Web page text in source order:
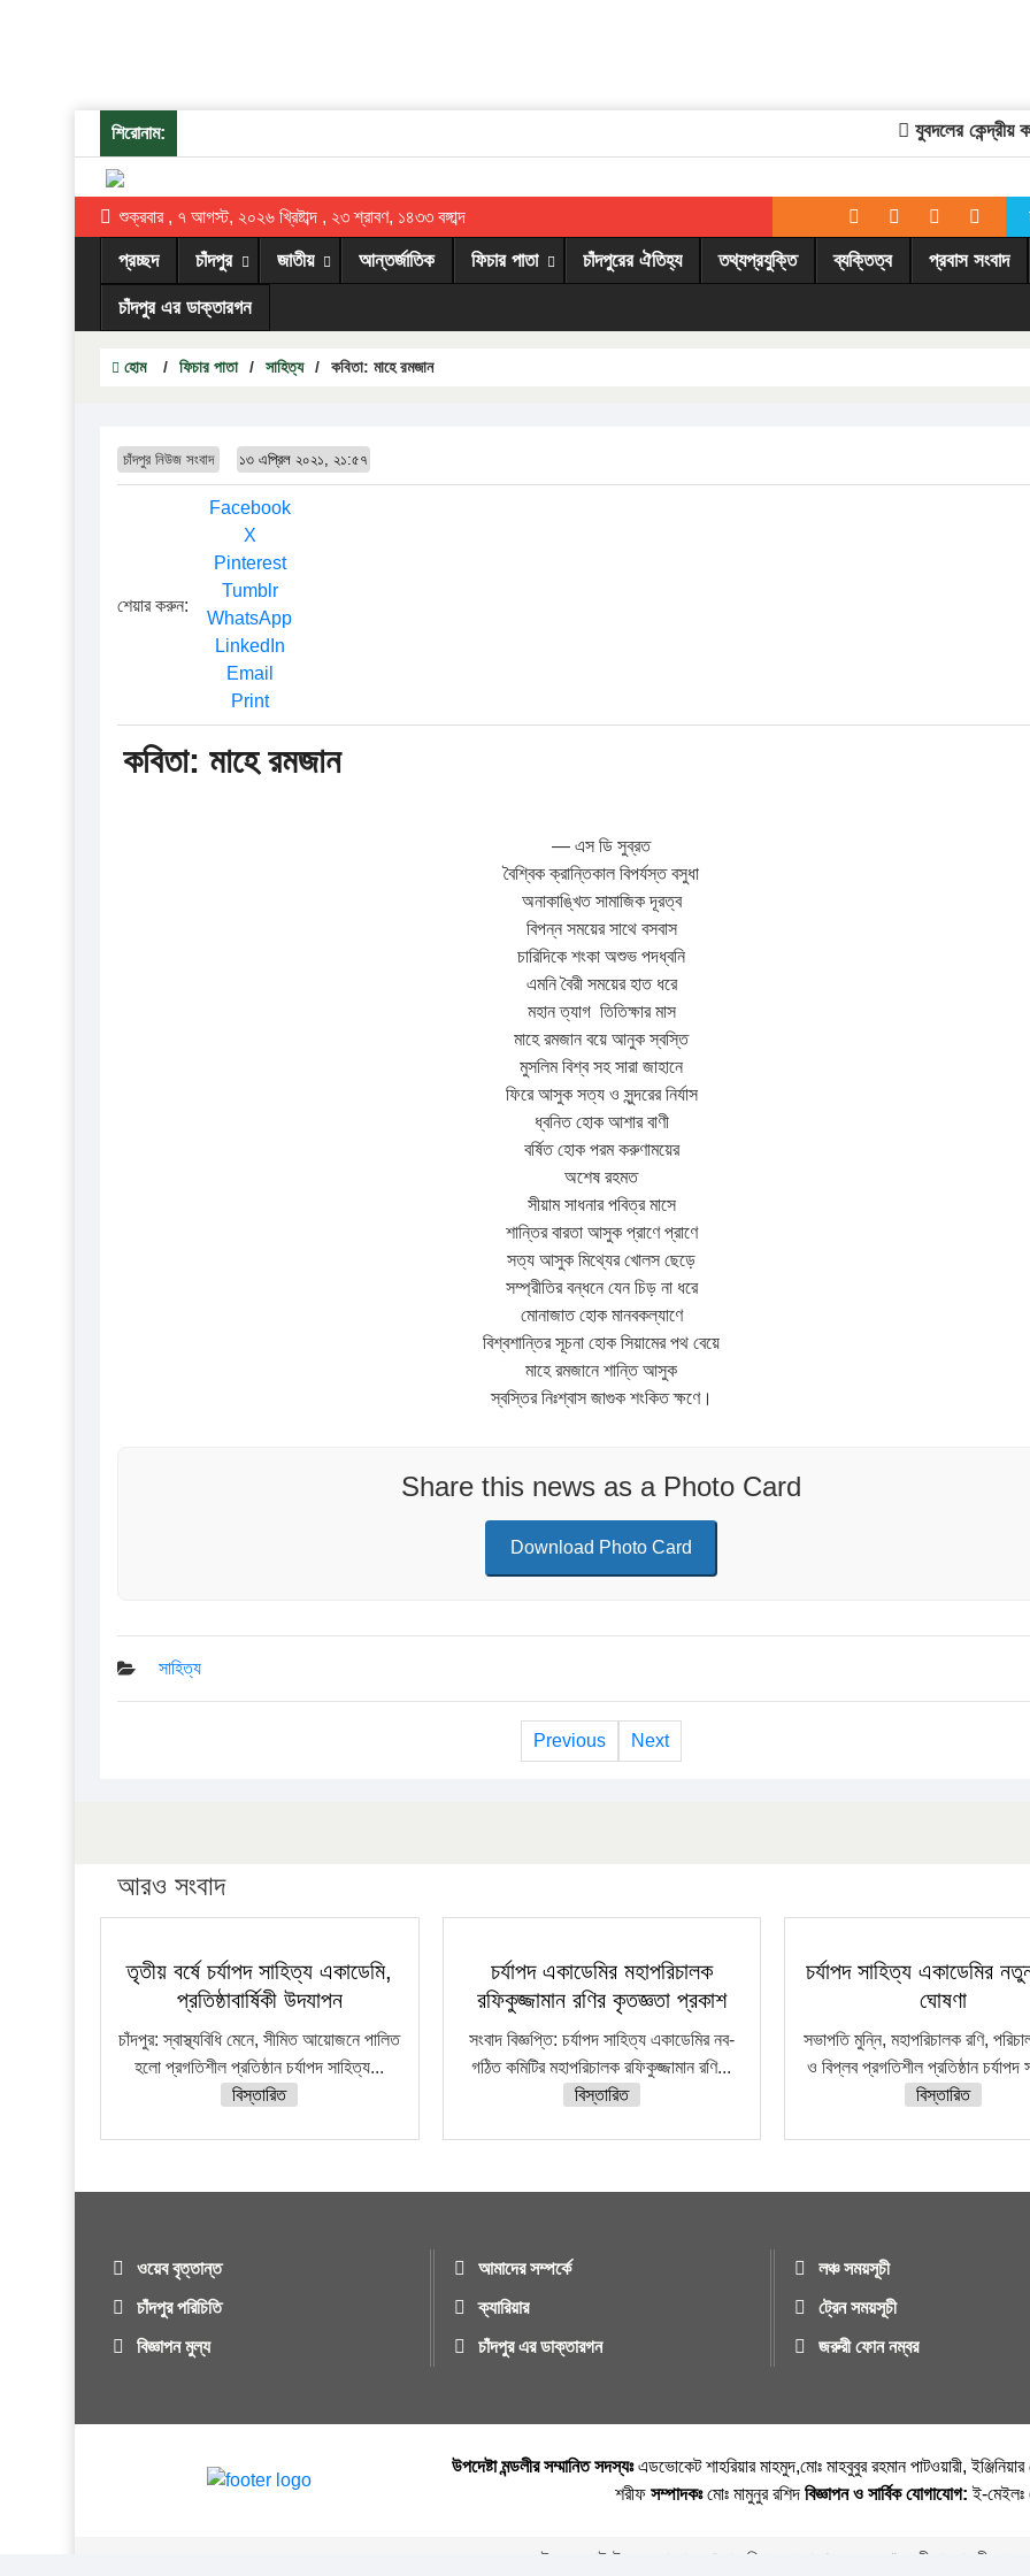
শিরোনাম: যুবদলের কেন্দ্রীয়
শুক্রবার , ৭ আগস্ট, ২০২৬ খ্রিষ্টাব্দ , ২৩ শ্রাবণ, ১৪৩৩ বঙ্গাব্দ
প্রচ্ছদ চাঁদপুর জাতীয় আন্তর্জাতিক ফিচার পাতা চাঁদপুরের ঐতিহ্য তথ্যপ্রযুক্তি ব্যক্তিত্ব প্রবাস সংবাদ
চাঁদপুর এর ডাক্তারগন
হোম / ফিচার পাতা / সাহিত্য / কবিতা: মাহে রমজান
চাঁদপুর নিউজ সংবাদ ১৩ এপ্রিল ২০২১, ২১:৫৭
শেয়ার করুন:
Facebook
X
Pinterest
Tumblr
WhatsApp
LinkedIn
Email
Print
কবিতা: মাহে রমজান
— এস ডি সুব্রত
বৈশ্বিক ক্রান্তিকাল বিপর্যস্ত বসুধা
অনাকাঙ্খিত সামাজিক দূরত্ব
বিপন্ন সময়ের সাথে বসবাস
চারিদিকে শংকা অশুভ পদধ্বনি
এমনি বৈরী সময়ের হাত ধরে
মহান ত্যাগ তিতিক্ষার মাস
মাহে রমজান বয়ে আনুক স্বস্তি
মুসলিম বিশ্ব সহ সারা জাহানে
ফিরে আসুক সত্য ও সুন্দরের নির্যাস
ধ্বনিত হোক আশার বাণী
বর্ষিত হোক পরম করুণাময়ের
অশেষ রহমত
সীয়াম সাধনার পবিত্র মাসে
শান্তির বারতা আসুক প্রাণে প্রাণে
সত্য আসুক মিথ্যের খোলস ছেড়ে
সম্প্রীতির বন্ধনে যেন চিড় না ধরে
মোনাজাত হোক মানবকল্যাণে
বিশ্বশান্তির সূচনা হোক সিয়ামের পথ বেয়ে
মাহে রমজানে শান্তি আসুক
স্বস্তির নিঃশ্বাস জাগুক শংকিত ক্ষণে।
Share this news as a Photo Card
Download Photo Card
সাহিত্য
Previous Next
আরও সংবাদ
তৃতীয় বর্ষে চর্যাপদ সাহিত্য একাডেমি,
প্রতিষ্ঠাবার্ষিকী উদযাপন
চাঁদপুর: স্বাস্থ্যবিধি মেনে, সীমিত আয়োজনে পালিত
হলো প্রগতিশীল প্রতিষ্ঠান চর্যাপদ সাহিত্য...
বিস্তারিত
চর্যাপদ একাডেমির মহাপরিচালক
রফিকুজ্জামান রণির কৃতজ্ঞতা প্রকাশ
সংবাদ বিজ্ঞপ্তি: চর্যাপদ সাহিত্য একাডেমির নব-
গঠিত কমিটির মহাপরিচালক রফিকুজ্জামান রণি...
বিস্তারিত
চর্যাপদ সাহিত্য একাডেমির
ঘোষণা
সভাপতি মুন্নি, মহাপরিচালক রণি,
ও বিপ্লব প্রগতিশীল প্রতিষ্ঠান চর্যাপদ
বিস্তারিত
ওয়েব বৃত্তান্ত
চাঁদপুর পরিচিতি
বিজ্ঞাপন মুল্য
আমাদের সম্পর্কে
ক্যারিয়ার
চাঁদপুর এর ডাক্তারগন
লঞ্চ সময়সূচী
ট্রেন সময়সূচী
জরুরী ফোন নম্বর
উপদেষ্টা মন্ডলীর সম্মানিত সদস্যঃএডভোকেট শাহরিয়ার মাহমুদ,মোঃ মাহবুবুর রহমান পাটওয়ারী,
শরীফ সম্পাদকঃমোঃ মামুনুর রশিদ বিজ্ঞাপন ও সার্বিক যোগাযোগ: ই-
এই ওয়েবসাইটের যে কোনো লেখা বা ছবি পুনঃপ্রকাশের ক্ষেত্রে ঋন স্বীকার বাঞ্চনীয় ।